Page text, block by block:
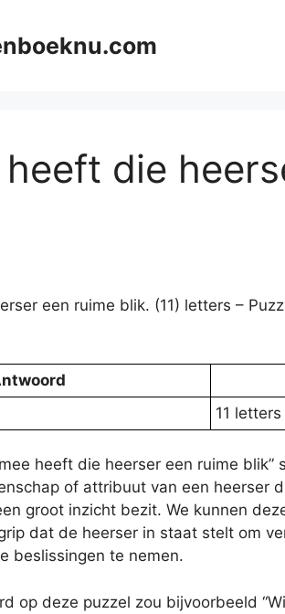
die
een ruime blik. (11) letters –
11 letters
heeft die heerser een ruime
of attribuut van een heerser
groot inzicht bezit. We kunnen
dat de heerser in staat stelt om
beslissingen te nemen.
op deze puzzel zou bijvoorbeeld